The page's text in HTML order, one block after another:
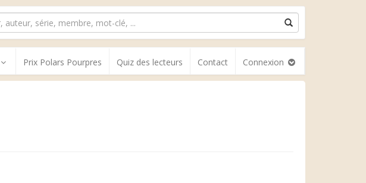
Prix Polars Pourpres Quiz des lecteurs Contact Connexion